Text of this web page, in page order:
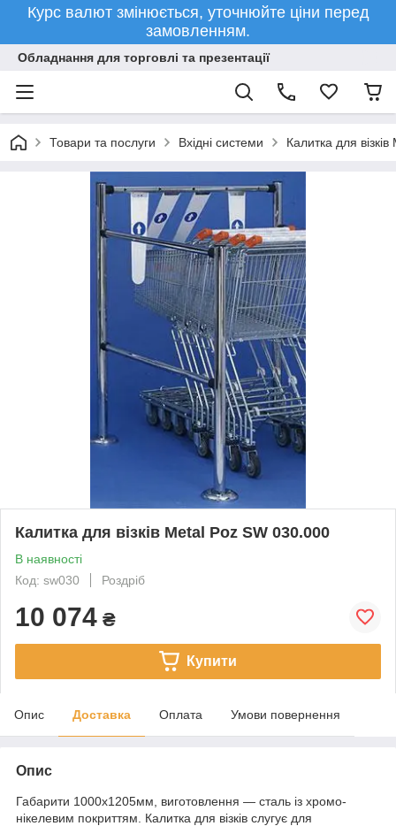
Курс валют змінюється, уточнюйте ціни перед
замовленням.
Обладнання для торговлі та презентації
Товари та послуги Вхідні системи Калитка для
Калитка для візків Metal Poz SW 030.000
В наявності
Код: sw030
Роздріб
10 074 ₴
Купити
Опис Доставка Оплата Умови повернення
Опис
Габарити 1000х1205мм, виготовлення — сталь із хромо-
нікелевим покриттям. Калитка для візків слугує для